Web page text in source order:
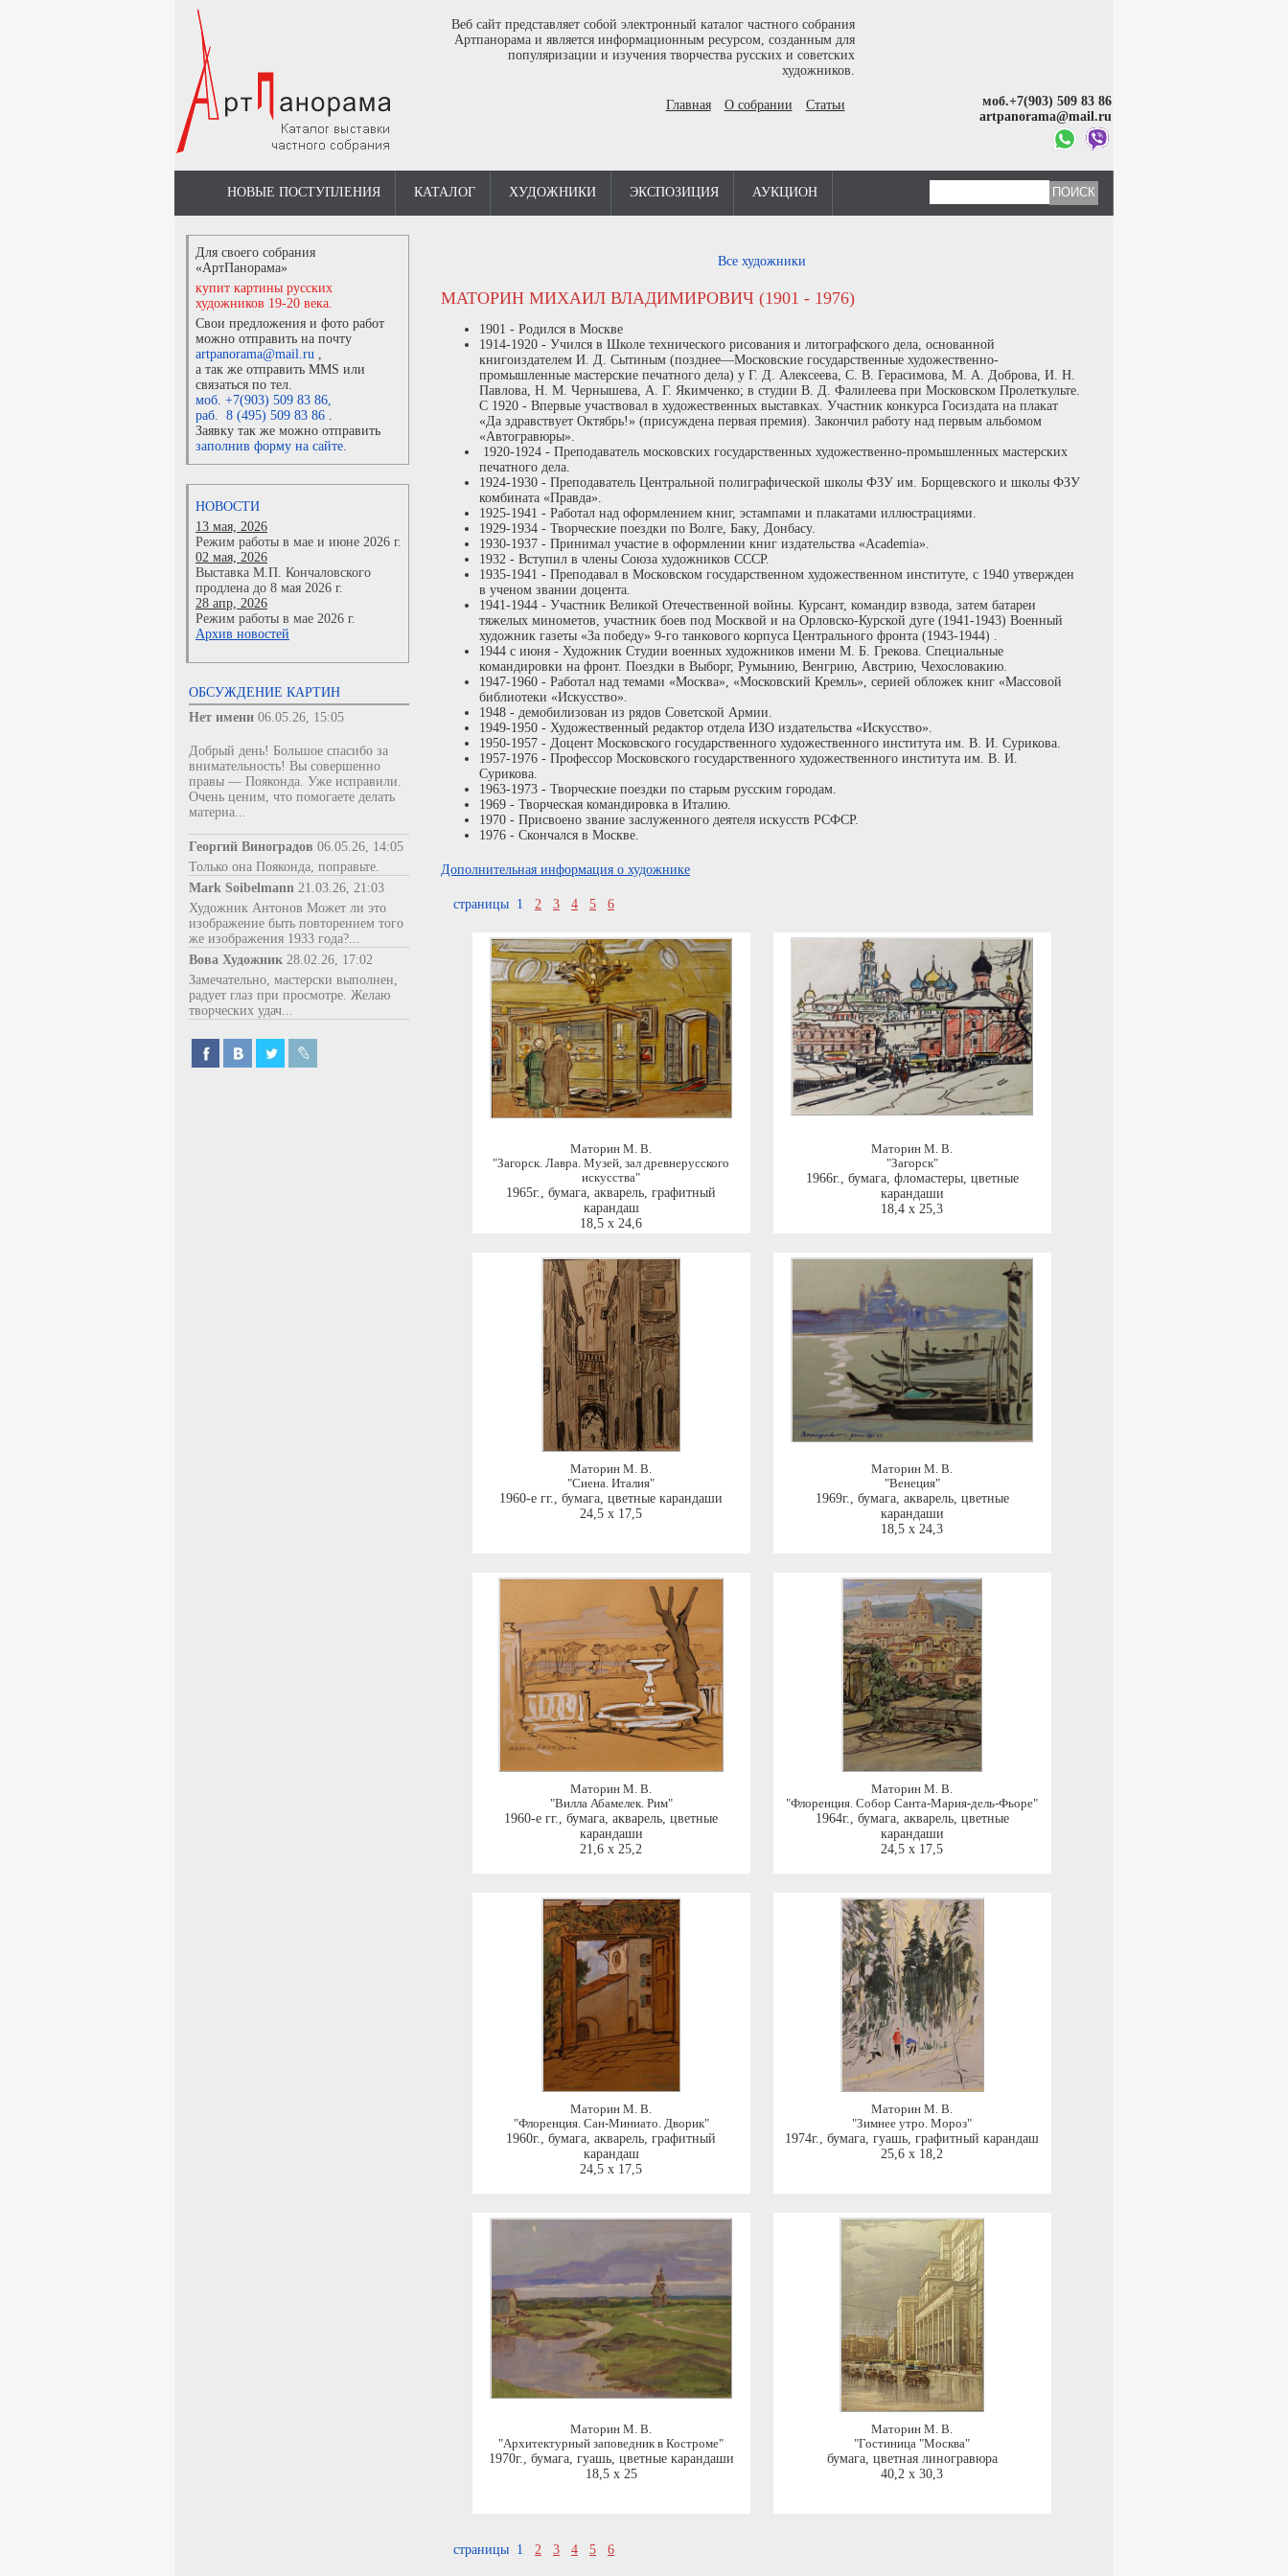
Веб сайт представляет собой электронный каталог частного собрания
Артпанорама и является информационным ресурсом, созданным для
популяризации и изучения творчества русских и советских
художников.
Главная О собрании Статьи
моб.+7(903) 509 83 86
artpanorama@mail.ru
НОВЫЕ ПОСТУПЛЕНИЯ КАТАЛОГ ХУДОЖНИКИ ЭКСПОЗИЦИЯ АУКЦИОН
Для своего собрания
«АртПанорама»
купит картины русских
художников 19-20 века.
Свои предложения и фото работ
можно отправить на почту
artpanorama@mail.ru ,
а так же отправить MMS или
связаться по тел.
моб. +7(903) 509 83 86,
раб. 8 (495) 509 83 86 .
Заявку так же можно отправить
заполнив форму на сайте.
НОВОСТИ
13 мая, 2026
Режим работы в мае и июне 2026 г.
02 мая, 2026
Выставка М.П. Кончаловского
продлена до 8 мая 2026 г.
28 апр, 2026
Режим работы в мае 2026 г.
Архив новостей
ОБСУЖДЕНИЕ КАРТИН
Нет имени 06.05.26, 15:05
Добрый день! Большое спасибо за
внимательность! Вы совершенно
правы — Пояконда. Уже исправили.
Очень ценим, что помогаете делать
материа...
Георгий Виноградов 06.05.26, 14:05
Только она Пояконда, поправьте.
Mark Soibelmann 21.03.26, 21:03
Художник Антонов Может ли это
изображение быть повторением того
же изображения 1933 года?...
Вова Художник 28.02.26, 17:02
Замечательно, мастерски выполнен,
радует глаз при просмотре. Желаю
творческих удач...
Все художники
МАТОРИН МИХАИЛ ВЛАДИМИРОВИЧ (1901 - 1976)
1901 - Родился в Москве
1914-1920 - Учился в Школе технического рисования и литографского дела, основанной
книгоиздателем И. Д. Сытиным (позднее—Московские государственные художественно-
промышленные мастерские печатного дела) у Г. Д. Алексеева, С. В. Герасимова, М. А. Доброва, И. Н.
Павлова, Н. М. Чернышева, А. Г. Якимченко; в студии В. Д. Фалилеева при Московском Пролеткульте.
С 1920 - Впервые участвовал в художественных выставках. Участник конкурса Госиздата на плакат
«Да здравствует Октябрь!» (присуждена первая премия). Закончил работу над первым альбомом
«Автогравюры».
1920-1924 - Преподаватель московских государственных художественно-промышленных мастерских
печатного дела.
1924-1930 - Преподаватель Центральной полиграфической школы ФЗУ им. Борщевского и школы ФЗУ
комбината «Правда».
1925-1941 - Работал над оформлением книг, эстампами и плакатами иллюстрациями.
1929-1934 - Творческие поездки по Волге, Баку, Донбасу.
1930-1937 - Принимал участие в оформлении книг издательства «Academia».
1932 - Вступил в члены Союза художников СССР.
1935-1941 - Преподавал в Московском государственном художественном институте, с 1940 утвержден
в ученом звании доцента.
1941-1944 - Участник Великой Отечественной войны. Курсант, командир взвода, затем батареи
тяжелых минометов, участник боев под Москвой и на Орловско-Курской дуге (1941-1943) Военный
художник газеты «За победу» 9-го танкового корпуса Центрального фронта (1943-1944) .
1944 с июня - Художник Студии военных художников имени М. Б. Грекова. Специальные
командировки на фронт. Поездки в Выборг, Румынию, Венгрию, Австрию, Чехословакию.
1947-1960 - Работал над темами «Москва», «Московский Кремль», серией обложек книг «Массовой
библиотеки «Искусство».
1948 - демобилизован из рядов Советской Армии.
1949-1950 - Художественный редактор отдела ИЗО издательства «Искусство».
1950-1957 - Доцент Московского государственного художественного института им. В. И. Сурикова.
1957-1976 - Профессор Московского государственного художественного института им. В. И.
Сурикова.
1963-1973 - Творческие поездки по старым русским городам.
1969 - Творческая командировка в Италию.
1970 - Присвоено звание заслуженного деятеля искусств РСФСР.
1976 - Скончался в Москве.
Дополнительная информация о художнике
страницы 1 2 3 4 5 6
Маторин М. В.
"Загорск. Лавра. Музей, зал древнерусского
искусства"
1965г., бумага, акварель, графитный
карандаш
18,5 x 24,6
Маторин М. В.
"Загорск"
1966г., бумага, фломастеры, цветные
карандаши
18,4 x 25,3
Маторин М. В.
"Сиена. Италия"
1960-е гг., бумага, цветные карандаши
24,5 x 17,5
Маторин М. В.
"Венеция"
1969г., бумага, акварель, цветные
карандаши
18,5 x 24,3
Маторин М. В.
"Вилла Абамелек. Рим"
1960-е гг., бумага, акварель, цветные
карандаши
21,6 x 25,2
Маторин М. В.
"Флоренция. Собор Санта-Мария-дель-Фьоре"
1964г., бумага, акварель, цветные
карандаши
24,5 x 17,5
Маторин М. В.
"Флоренция. Сан-Миниато. Дворик"
1960г., бумага, акварель, графитный
карандаш
24,5 x 17,5
Маторин М. В.
"Зимнее утро. Мороз"
1974г., бумага, гуашь, графитный карандаш
25,6 x 18,2
Маторин М. В.
"Архитектурный заповедник в Костроме"
1970г., бумага, гуашь, цветные карандаши
18,5 x 25
Маторин М. В.
"Гостиница "Москва"
бумага, цветная линогравюра
40,2 x 30,3
страницы 1 2 3 4 5 6